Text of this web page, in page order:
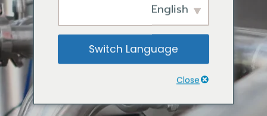
نبذة عنا
English
Switch Language
Close